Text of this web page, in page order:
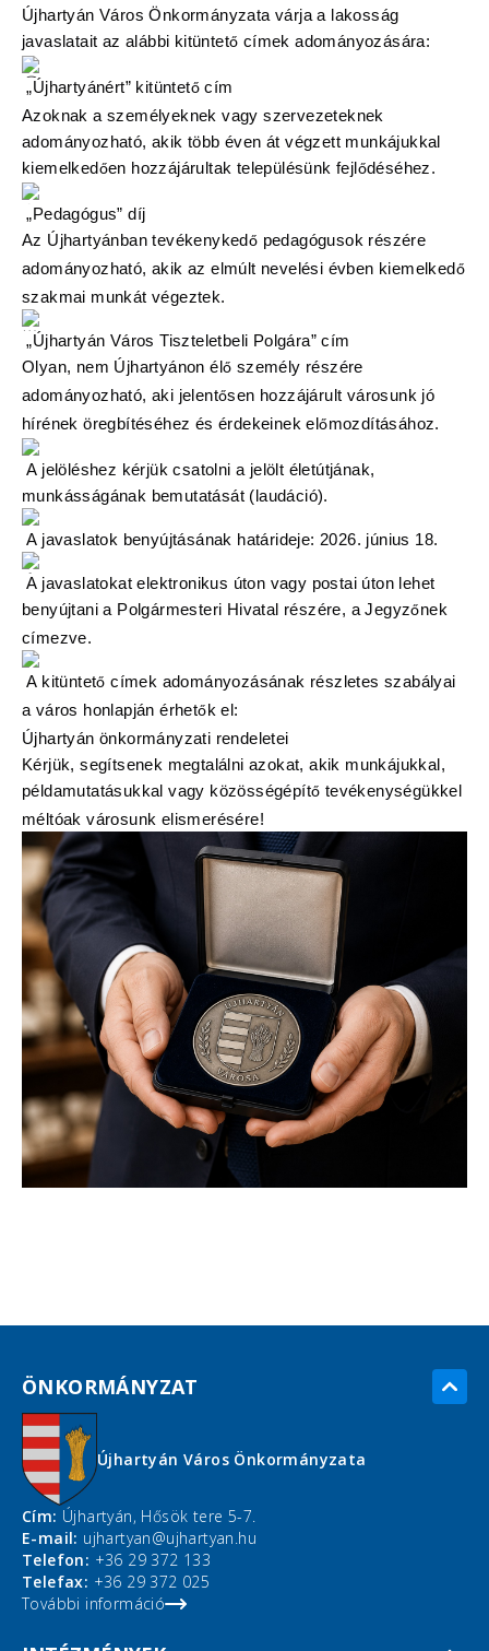
Újhartyán Város Önkormányzata várja a lakosság
javaslatait az alábbi kitüntető címek adományozására:
„Újhartyánért” kitüntető cím
Azoknak a személyeknek vagy szervezeteknek
adományozható, akik több éven át végzett munkájukkal
kiemelkedően hozzájárultak településünk fejlődéséhez.
„Pedagógus” díj
Az Újhartyánban tevékenykedő pedagógusok részére
adományozható, akik az elmúlt nevelési évben kiemelkedő
szakmai munkát végeztek.
„Újhartyán Város Tiszteletbeli Polgára” cím
Olyan, nem Újhartyánon élő személy részére
adományozható, aki jelentősen hozzájárult városunk jó
hírének öregbítéséhez és érdekeinek előmozdításához.
A jelöléshez kérjük csatolni a jelölt életútjának,
munkásságának bemutatását (laudáció).
A javaslatok benyújtásának határideje: 2026. június 18.
A javaslatokat elektronikus úton vagy postai úton lehet
benyújtani a Polgármesteri Hivatal részére, a Jegyzőnek
címezve.
A kitüntető címek adományozásának részletes szabályai
a város honlapján érhetők el:
Újhartyán önkormányzati rendeletei
Kérjük, segítsenek megtalálni azokat, akik munkájukkal,
példamutatásukkal vagy közösségépítő tevékenységükkel
méltóak városunk elismerésére!
ÖNKORMÁNYZAT
Újhartyán Város Önkormányzata
Cím: Újhartyán, Hősök tere 5-7.
E-mail: ujhartyan@ujhartyan.hu
Telefon: +36 29 372 133
Telefax: +36 29 372 025
További információ